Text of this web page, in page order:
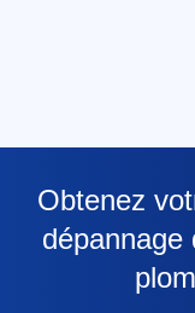
Obtenez
dépannage